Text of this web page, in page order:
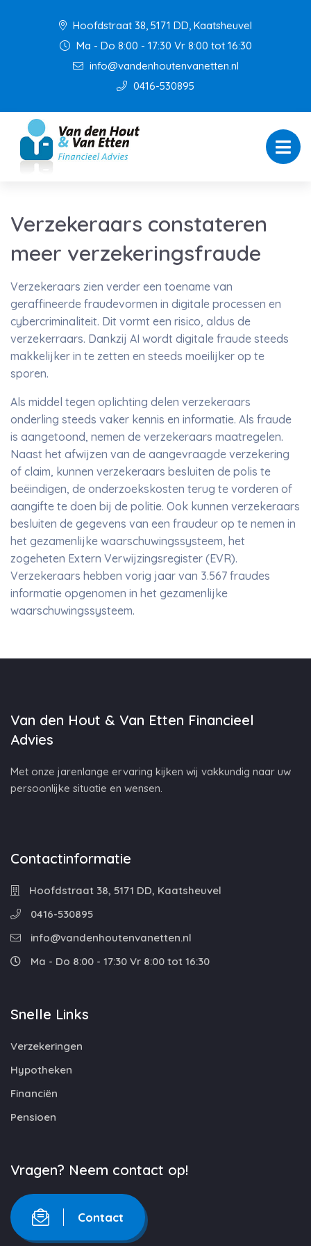
Hoofdstraat 38, 5171 DD, Kaatsheuvel
Ma - Do 8:00 - 17:30 Vr 8:00 tot 16:30
info@vandenhoutenvanetten.nl
0416-530895
Verzekeraars constateren
meer verzekeringsfraude
Verzekeraars zien verder een toename van
geraffineerde fraudevormen in digitale processen en
cybercriminaliteit. Dit vormt een risico, aldus de
verzekerraars. Dankzij AI wordt digitale fraude steeds
makkelijker in te zetten en steeds moeilijker op te
sporen.
Als middel tegen oplichting delen verzekeraars
onderling steeds vaker kennis en informatie. Als fraude
is aangetoond, nemen de verzekeraars maatregelen.
Naast het afwijzen van de aangevraagde verzekering
of claim, kunnen verzekeraars besluiten de polis te
beëindigen, de onderzoekskosten terug te vorderen of
aangifte te doen bij de politie. Ook kunnen verzekeraars
besluiten de gegevens van een fraudeur op te nemen in
het gezamenlijke waarschuwingssysteem, het
zogeheten Extern Verwijzingsregister (EVR).
Verzekeraars hebben vorig jaar van 3.567 fraudes
informatie opgenomen in het gezamenlijke
waarschuwingssysteem.
Van den Hout & Van Etten Financieel
Advies
Met onze jarenlange ervaring kijken wij vakkundig naar uw
persoonlijke situatie en wensen.
Contactinformatie
Hoofdstraat 38, 5171 DD, Kaatsheuvel
0416-530895
info@vandenhoutenvanetten.nl
Ma - Do 8:00 - 17:30 Vr 8:00 tot 16:30
Snelle Links
Verzekeringen
Hypotheken
Financiën
Pensioen
Vragen? Neem contact op!
Contact